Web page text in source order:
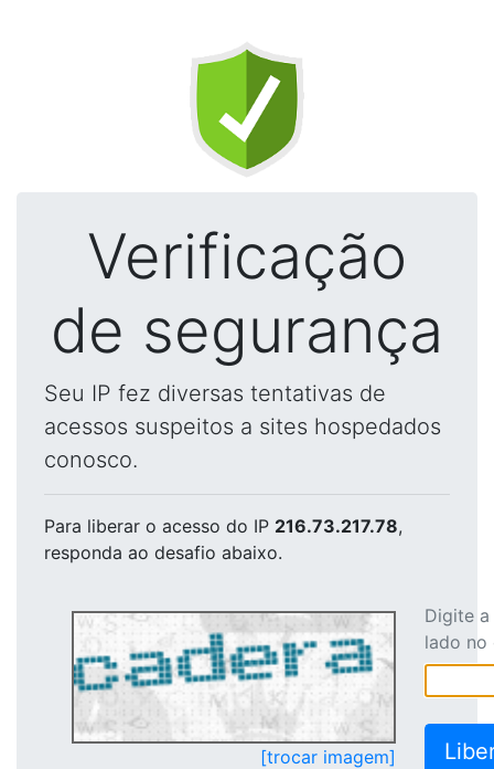
Verificação
de segurança
Seu IP fez diversas tentativas de
acessos suspeitos a sites hospedados
conosco.
Para liberar o acesso do IP 216.73.217.78,
responda ao desafio abaixo.
[trocar imagem]
Digite
lado no